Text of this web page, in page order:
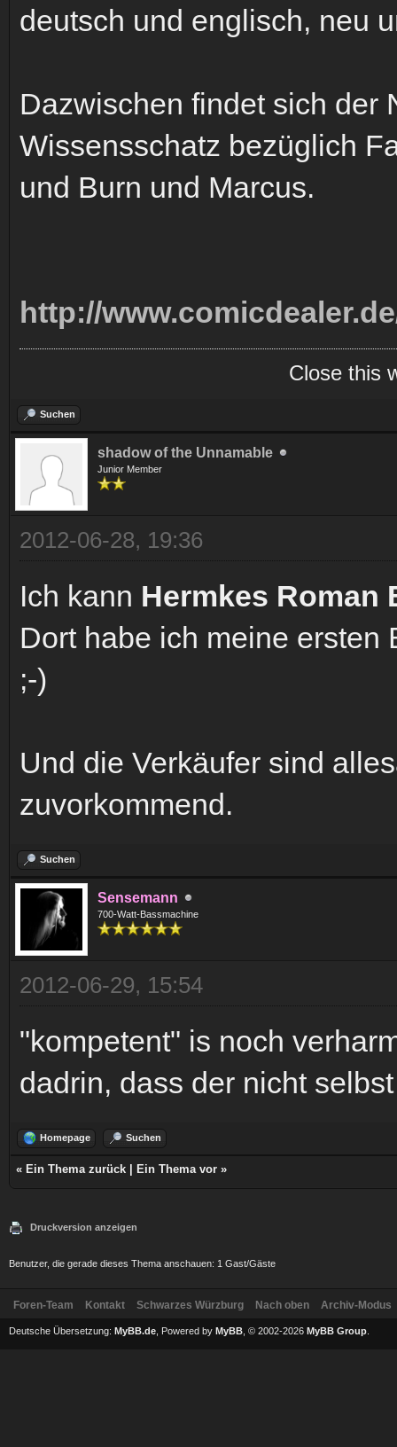
deutsch und englisch, neu
Dazwischen findet sich der
Wissensschatz bezüglich
und Burn und Marcus.
http://
Close this
Suchen
shadow of the Unnamable
Junior Member
2012-06-28, 19:36
Ich kann Hermkes
Dort habe ich meine ersten
;-)
Und die Verkäufer sind
zuvorkommend.
Suchen
Sensemann
700-Watt-Bassmachine
2012-06-29, 15:54
"kompetent" is noch
dadrin, dass der nicht
Homepage Suchen
« Ein Thema zurück Ein Thema vor »
Druckversion anzeigen
Benutzer, die gerade dieses Thema anschauen: 1 Gast/Gäste
Foren-Team Kontakt Schwarzes Würzburg Nach oben Archiv-Modus
Deutsche Übersetzung: MyBB.de , Powered by MyBB , © 2002-2026 MyBB Group